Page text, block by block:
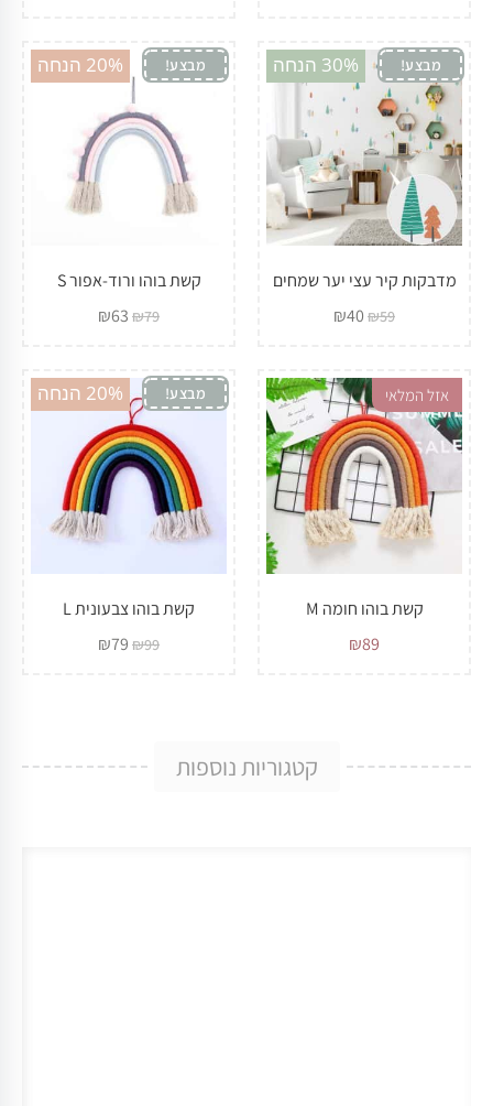
30% הנחה מבצע!
מדבקות קיר עצי יער שמחים
₪59
₪40
20% הנחה מבצע!
קשת בוהו ורוד-אפור S
₪79
₪63
אזל המלאי
קשת בוהו חומה M
₪89
20% הנחה מבצע!
קשת בוהו צבעונית L
₪99
₪79
קטגוריות נוספות